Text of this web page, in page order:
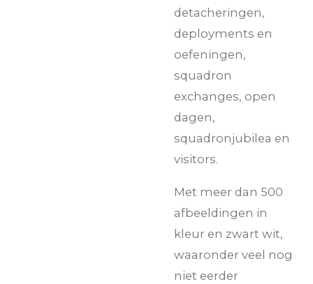
detacheringen,
deployments en
oefeningen,
squadron
exchanges, open
dagen,
squadronjubilea en
visitors.
Met meer dan 500
afbeeldingen in
kleur en zwart wit,
waaronder veel nog
niet eerder